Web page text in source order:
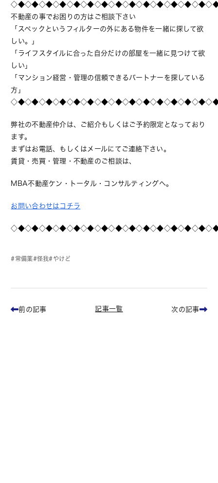
不動産の事でお困りの方はご相談下さい
「スペックというフィルターの外にある物件を一緒に探して欲
しい。」
「ライフスタイルに合った自分だけの部屋を一緒に見つけて欲
しい」
「マンション経営・管理の信頼できるパートナーを探している
方」
弊社の不動産仲介は、ご紹介もしくはご予約限定となっており
ます。
まずはお電話、もしくはメールにてご連絡下さい。
賃貸・売買・管理・不動産のご相談は、
MBA不動産ケン・トータル・コンサルティングへ。
お問い合わせはコチラ
常備薬 怪我 やけど
前の記事 記事一覧 次の記事